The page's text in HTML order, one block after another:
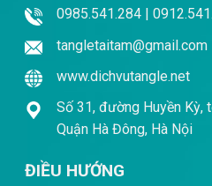
0985.541.284 |
tangletaitam@gmail.com
www.dichvutangle.net
Số 31, đường Huyền Kỳ,
Quận Hà Đông, Hà Nội
ĐIỀU HƯỚNG